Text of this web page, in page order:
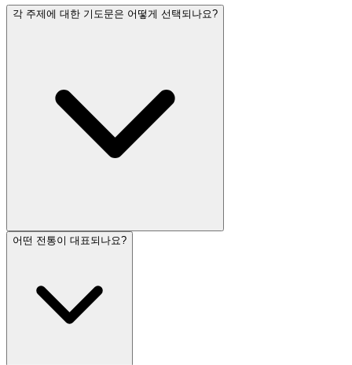
각 주제에 대한 기도문은 어떻게 선택되나요?
어떤 전통이 대표되나요?